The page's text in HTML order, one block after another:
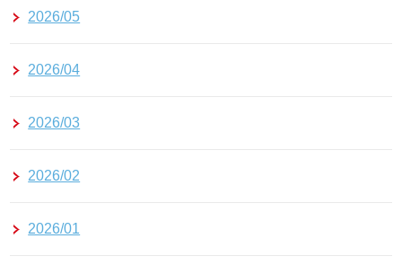
2026/05
2026/04
2026/03
2026/02
2026/01